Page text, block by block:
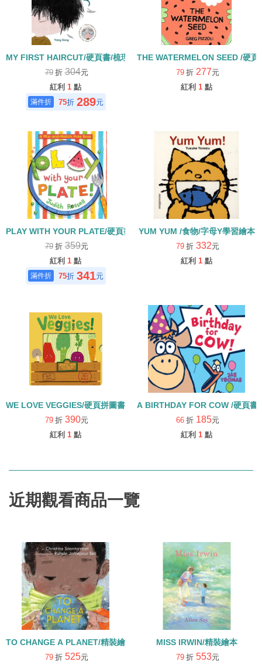
MY FIRST HAIRCUT/硬頁書/梳理
79 折304元
紅利 1 點
75折 289元
THE WATERMELON SEED /硬
79 折 277元
紅利 1 點
PLAY WITH YOUR PLATE/硬頁書/均衡飲食
79 折359元
紅利 1 點
75折 341元
YUM YUM /食物/字母Y學習繪本
79 折 332元
紅利 1 點
WE LOVE VEGGIES/硬頁拼圖書
79 折 390元
紅利 1 點
A BIRTHDAY FOR COW /硬頁書
66 折 185元
紅利 1 點
近期觀看商品一覽
TO CHANGE A PLANET/精裝繪本
79 折 525元
MISS IRWIN/精裝繪本
79 折 553元